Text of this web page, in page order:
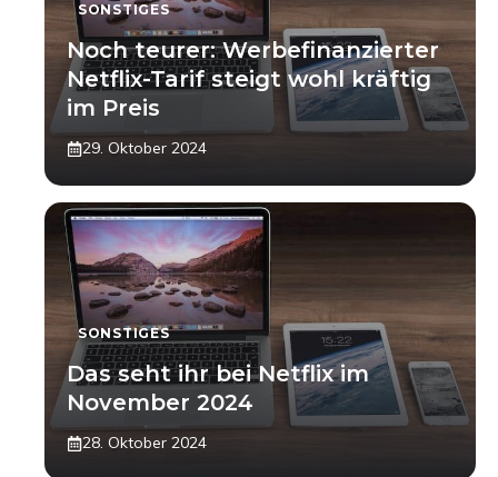
SONSTIGES
Noch teurer: Werbefinanzierter
Netflix-Tarif steigt wohl kräftig
im Preis
29. Oktober 2024
SONSTIGES
Das seht ihr bei Netflix im
November 2024
28. Oktober 2024